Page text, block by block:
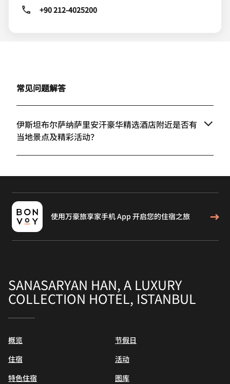
+90 212-4025200
常见问题解答
伊斯坦布尔萨纳萨里安汗豪华精选酒店附近是否有
当地景点及精彩活动？
使用万豪旅享家手机 App 开启您的住宿之旅
SANASARYAN HAN, A LUXURY
COLLECTION HOTEL, ISTANBUL
概览
住宿
特色住宿
节假日
活动
图库